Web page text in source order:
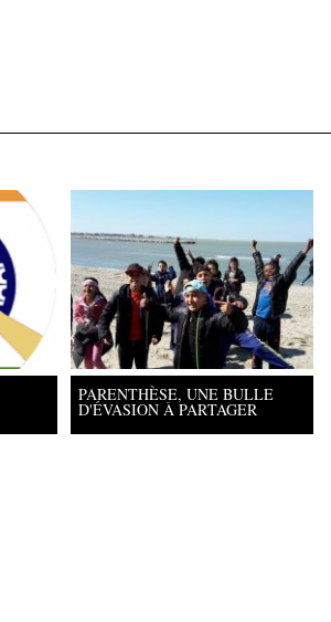
PARENTHÈSE, UNE BULLE
D'ÉVASION À PARTAGER